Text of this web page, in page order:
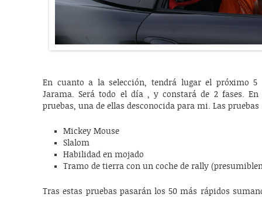
En cuanto a la selección, tendrá lugar el próximo
Jarama. Será todo el día , y constará de 2 fases.
pruebas, una de ellas desconocida para mi. Las pruebas
Mickey Mouse
Slalom
Habilidad en mojado
Tramo de tierra con un coche de rally
Tras estas pruebas pasarán los 50 más rápidos